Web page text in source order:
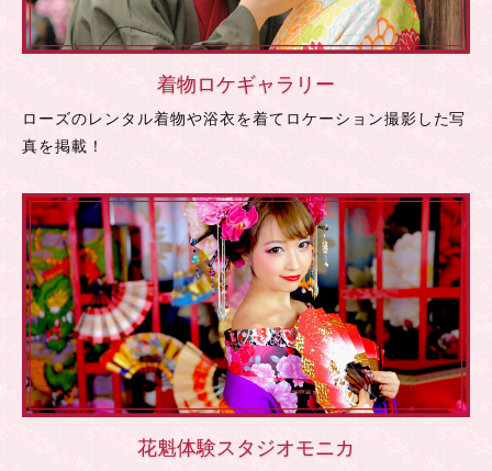
着物ロケギャラリー
ローズのレンタル着物や浴衣を着てロケーション撮影した写
真を掲載！
花魁体験スタジオモニカ